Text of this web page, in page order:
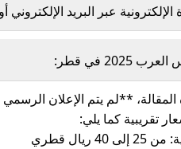
في قطر:
المقالة، **لم يتم الإعلان
تقريبية كما يلي:
ريال قطري